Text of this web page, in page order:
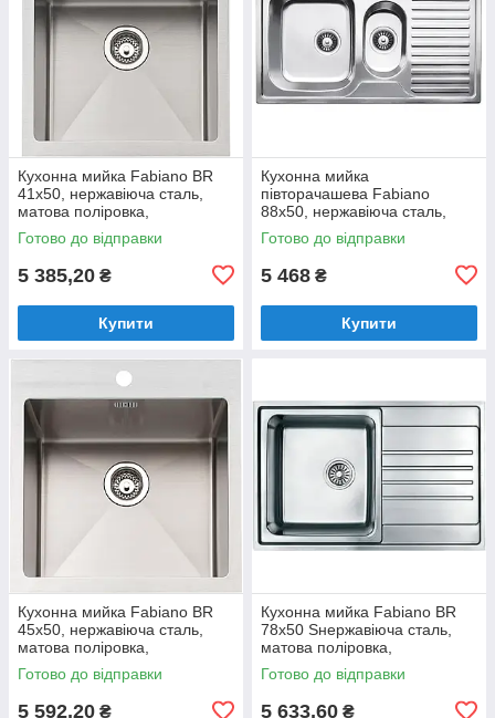
Кухонна мийка Fabiano BR
41x50, нержавіюча сталь,
матова поліровка,
одночашева без крила
(8213.401.0925)
Готово до відправки
5 385,20 ₴
Купити
Кухонна мийка
півторачашева Fabiano
88x50, нержавіюча сталь,
врізна, мікродекор
(8211.401.0449)
Готово до відправки
5 468 ₴
Купити
Кухонна мийка Fabiano BR
45x50, нержавіюча сталь,
матова поліровка,
одночашева без крила
(8213.401.0924)
Готово до відправки
5 592,20 ₴
Кухонна мийка Fabiano BR
78x50 Sнержавіюча сталь,
матова поліровка,
одночашева з крилом
(8213.401.0013)
Готово до відправки
5 633,60 ₴